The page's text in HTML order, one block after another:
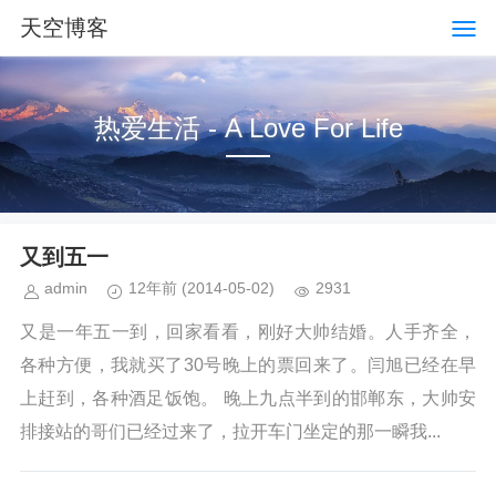
天空博客
热爱生活 - A Love For Life
又到五一
admin 12年前 (2014-05-02) 2931
又是一年五一到，回家看看，刚好大帅结婚。人手齐全，
各种方便，我就买了30号晚上的票回来了。闫旭已经在早
上赶到，各种酒足饭饱。 晚上九点半到的邯郸东，大帅安
排接站的哥们已经过来了，拉开车门坐定的那一瞬我...